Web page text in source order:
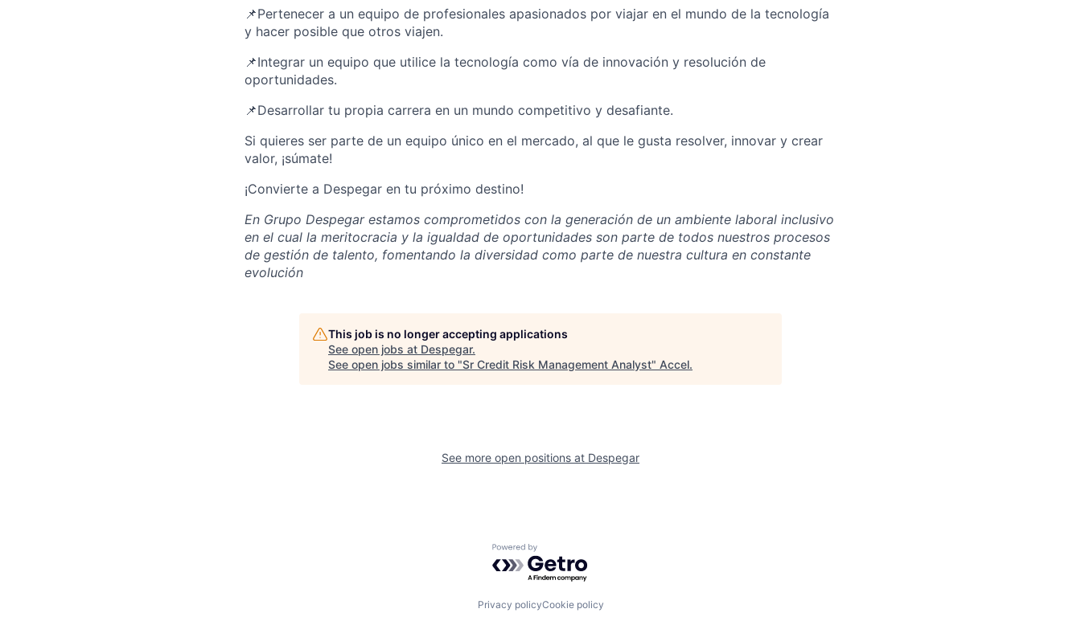
📌Pertenecer a un equipo de profesionales apasionados por viajar en el mundo de la tecnología
y hacer posible que otros viajen.
📌Integrar un equipo que utilice la tecnología como vía de innovación y resolución de
oportunidades.
📌Desarrollar tu propia carrera en un mundo competitivo y desafiante.
Si quieres ser parte de un equipo único en el mercado, al que le gusta resolver, innovar y crear
valor, ¡súmate!
¡Convierte a Despegar en tu próximo destino!
En Grupo Despegar estamos comprometidos con la generación de un ambiente laboral inclusivo
en el cual la meritocracia y la igualdad de oportunidades son parte de todos nuestros procesos
de gestión de talento, fomentando la diversidad como parte de nuestra cultura en constante
evolución
This job is no longer accepting applications
See open jobs at Despegar.
See open jobs similar to "Sr Credit Risk Management Analyst" Accel.
See more open positions at Despegar
Powered by Getro.com
Privacy policyCookie policy